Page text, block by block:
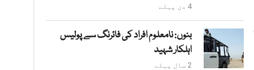
4 دن پہلے
بنوں: نامعلوم افراد کی فائرنگ سے پولیس
اہلکار شہید
2 سال پہلے